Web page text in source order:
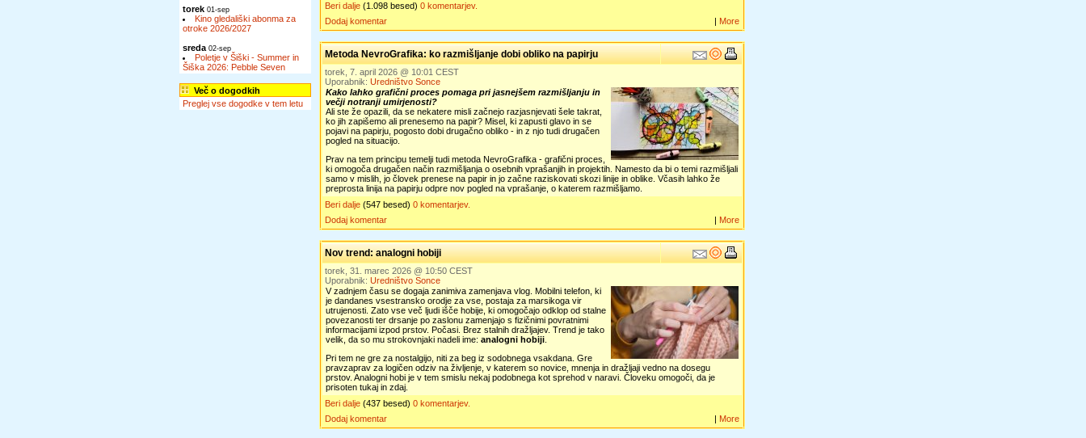
torek 01-sep
Kino gledališki abonma za
otroke 2026/2027
sreda 02-sep
Poletje v Šiški - Summer in
Šiška 2026: Pebble Seven
Več o dogodkih
Preglej vse dogodke v tem letu
Beri dalje (1.098 besed) 0 komentarjev.
Dodaj komentar
| More
Metoda NevroGrafika: ko razmišljanje dobi obliko na papirju
torek, 7. april 2026 @ 10:01 CEST
Uporabnik: Uredništvo Sonce
Kako lahko grafični proces pomaga pri jasnejšem razmišljanju in
večji notranji umirjenosti?
Ali ste že opazili, da se nekatere misli začnejo razjasnjevati šele takrat,
ko jih zapišemo ali prenesemo na papir? Misel, ki zapusti glavo in se
pojavi na papirju, pogosto dobi drugačno obliko - in z njo tudi drugačen
pogled na situacijo.
Prav na tem principu temelji tudi metoda NevroGrafika - grafični proces,
ki omogoča drugačen način razmišljanja o osebnih vprašanjih in projektih. Namesto da bi o temi razmišljali
samo v mislih, jo človek prenese na papir in jo začne raziskovati skozi linije in oblike. Včasih lahko že
preprosta linija na papirju odpre nov pogled na vprašanje, o katerem razmišljamo.
Beri dalje (547 besed) 0 komentarjev.
Dodaj komentar
| More
Nov trend: analogni hobiji
torek, 31. marec 2026 @ 10:50 CEST
Uporabnik: Uredništvo Sonce
V zadnjem času se dogaja zanimiva zamenjava vlog. Mobilni telefon, ki
je dandanes vsestransko orodje za vse, postaja za marsikoga vir
utrujenosti. Zato vse več ljudi išče hobije, ki omogočajo odklop od stalne
povezanosti ter drsanje po zaslonu zamenjajo s fizičnimi povratnimi
informacijami izpod prstov. Počasi. Brez stalnih dražljajev. Trend je tako
velik, da so mu strokovnjaki nadeli ime: analogni hobiji
Pri tem ne gre za nostalgijo, niti za beg iz sodobnega vsakdana. Gre
pravzaprav za logičen odziv na življenje, v katerem so novice, mnenja in dražljaji vedno na dosegu
prstov. Analogni hobi je v tem smislu nekaj podobnega kot sprehod v naravi. Človeku omogoči, da je
prisoten tukaj in zdaj.
Beri dalje (437 besed) 0 komentarjev.
Dodaj komentar
| More